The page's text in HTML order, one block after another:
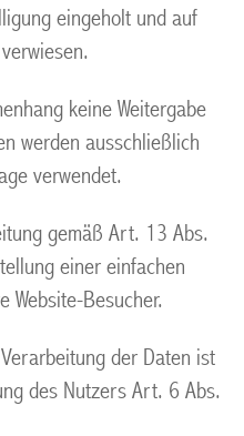
eingeholt und auf
keine Weitergabe
werden ausschließlich
verwendet.
gemäß Art. 13 Abs.
einer einfachen
Website-Besucher.
der Daten ist
des Nutzers Art. 6 Abs.